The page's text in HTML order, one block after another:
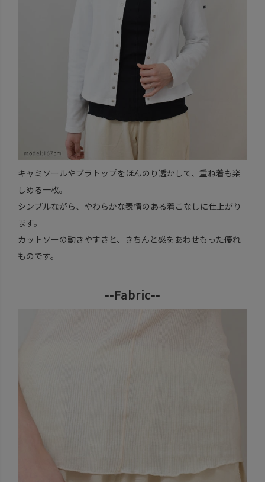
キャミソールやブラトップをほんのり透かして、重ね着も楽
しめる一枚。
シンプルながら、やわらかな表情のある着こなしに仕上がり
ます。
カットソーの動きやすさと、きちんと感をあわせもった優れ
ものです。
--Fabric--